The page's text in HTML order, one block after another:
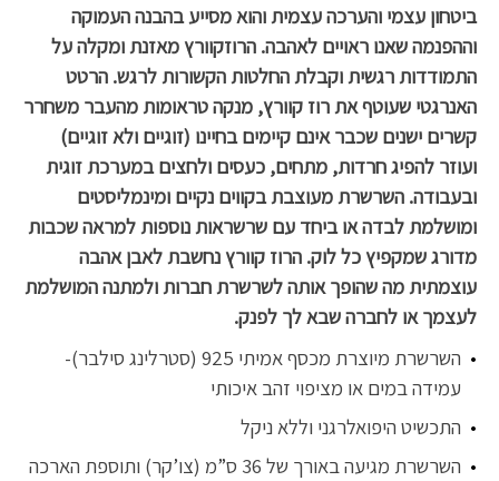
ביטחון עצמי והערכה עצמית והוא מסייע בהבנה העמוקה
וההפנמה שאנו ראויים לאהבה. הרוזקוורץ מאזנת ומקלה על
התמודדות רגשית וקבלת החלטות הקשורות לרגש. הרטט
האנרגטי שעוטף את רוז קוורץ, מנקה טראומות מהעבר משחרר
קשרים ישנים שכבר אינם קיימים בחיינו (זוגיים ולא זוגיים)
ועוזר להפיג חרדות, מתחים, כעסים ולחצים במערכת זוגית
ובעבודה. השרשרת מעוצבת בקווים נקיים ומינמליסטים
ומושלמת לבדה או ביחד עם שרשראות נוספות למראה שכבות
מדורג שמקפיץ כל לוק. הרוז קוורץ נחשבת לאבן אהבה
עוצמתית מה שהופך אותה לשרשרת חברות ולמתנה המושלמת
לעצמך או לחברה שבא לך לפנק.
השרשרת מיוצרת מכסף אמיתי 925 (סטרלינג סילבר)-
עמידה במים או מציפוי זהב איכותי
התכשיט היפואלרגני וללא ניקל
השרשרת מגיעה באורך של 36 ס”מ (צו’קר) ותוספת הארכה